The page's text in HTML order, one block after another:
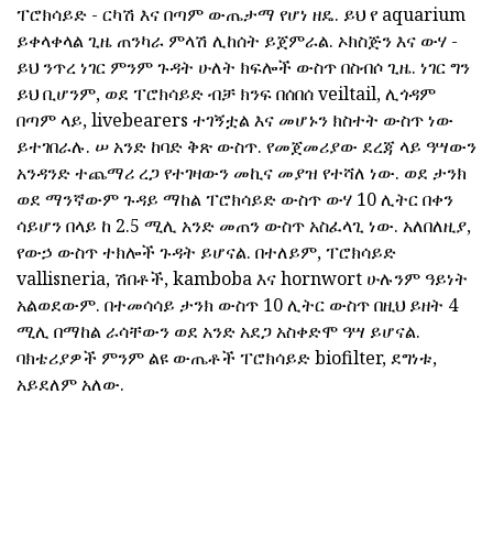
ፐሮክሳይድ - ርካሽ እና በጣም ውጤታማ የሆነ ዘዴ. ይህ የ aquarium
ይቀላቀላል ጊዜ ጠንካራ ምላሽ ሊከሰት ይጀምራል. ኦክስጅን እና ውሃ -
ይህ ንጥረ ነገር ምንም ጉዳት ሁለት ክፍሎች ውስጥ በስብሶ ጊዜ. ነገር ግን
ይህ ቢሆንም, ወደ ፐሮክሳይድ ብቻ ክንፍ በሰበሰ veiltail, ሊጎዳም
በጣም ላይ, livebearers ተገኝቷል እና መሆኑን ክስተት ውስጥ ነው
ይተገበራሉ. ሠ አንድ ከባድ ቅጽ ውስጥ. የመጀመሪያው ደረጃ ላይ ዓሣውን
አንዳንድ ተጨማሪ ረጋ የተገዛውን መኪና መያዝ የተሻለ ነው. ወደ ታንክ
ወደ ማንኛውም ጉዳይ ማከል ፐሮክሳይድ ውስጥ ውሃ 10 ሊትር በቀን
ሳይሆን በላይ ከ 2.5 ሚሊ አንድ መጠን ውስጥ አስፈላጊ ነው. አለበለዚያ,
የውኃ ውስጥ ተክሎች ጉዳት ይሆናል. በተለይም, ፐሮክሳይድ
vallisneria, ሽበቶች, kamboba እና hornwort ሁሉንም ዓይነት
አልወደውም. በተመሳሳይ ታንክ ውስጥ 10 ሊትር ውስጥ በዚህ ይዘት 4
ሚሊ በማከል ራሳቸውን ወደ አንድ አደጋ አስቀድሞ ዓሣ ይሆናል.
ባክቴሪያዎች ምንም ልዩ ውጤቶች ፐሮክሳይድ biofilter, ደግነቱ,
አይደለም አለው.